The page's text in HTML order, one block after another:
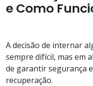
e Como
A decisão de internar
sempre difícil, mas em
de garantir segurança
recuperação.